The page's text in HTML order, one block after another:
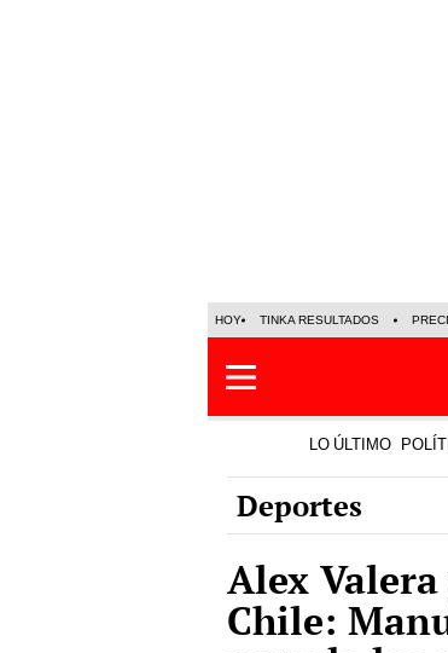
HOY TINKA RESULTADOS
LO ÚLTIMO
Deportes
Alex
Chile: